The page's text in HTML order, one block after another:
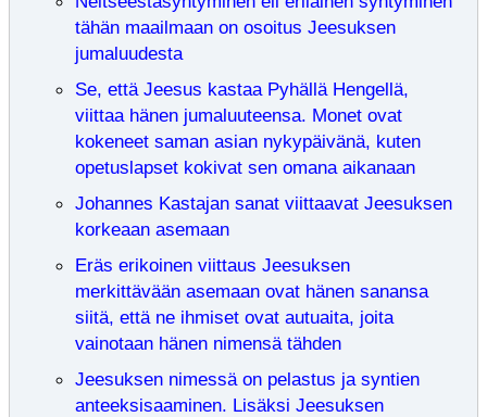
tähän maailmaan on osoitus Jeesuksen
jumaluudesta
Se, että Jeesus kastaa Pyhällä Hengellä,
viittaa hänen jumaluuteensa. Monet ovat
kokeneet saman asian nykypäivänä, kuten
opetuslapset kokivat sen omana aikanaan
Johannes Kastajan sanat viittaavat Jeesuksen
korkeaan asemaan
Eräs erikoinen viittaus Jeesuksen
merkittävään asemaan ovat hänen sanansa
siitä, että ne ihmiset ovat autuaita, joita
vainotaan hänen nimensä tähden
Jeesuksen nimessä on pelastus ja syntien
anteeksisaaminen. Lisäksi Jeesuksen